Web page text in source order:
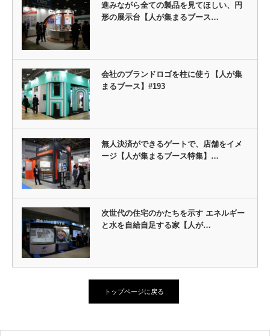
進みながら全ての製品を見てほしい、円
形の展示台【人が集まるブース…
会社のブランドロゴを柱に使う【人が集
まるブース】#193
無人決済ができるゲートで、店舗をイメ
ージ【人が集まるブース特集】…
次世代の住宅のかたちを示す エネルギー
と水を自給自足する家【人が…
トップページに戻る